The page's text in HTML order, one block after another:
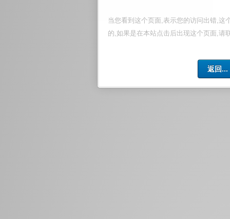
当您看到这个页面,表示您的访问出错,这
的,如果是在本站点击后出现这个页面,请
返回...